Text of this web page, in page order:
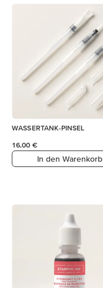
WASSERTANK-PINSEL
16,00 €
In den Warenkorb